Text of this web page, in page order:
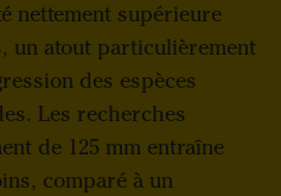
nettement supérieure
un atout particulièrement
des espèces
Les recherches
de 125 mm entraîne
comparé à un